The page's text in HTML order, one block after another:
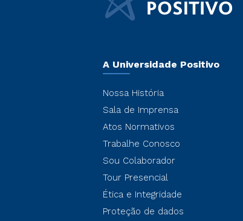
A Universidade Positivo
Nossa História
Sala de Imprensa
Atos Normativos
Trabalhe Conosco
Sou Colaborador
Tour Presencial
Ética e Integridade
Proteção de dados